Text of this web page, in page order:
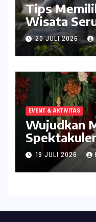
Tips
Wisata
ala inDrive
20 JULI 2026
EVENT & AKTIVITAS
Wujudkan
Surabaya
19 JULI 2026